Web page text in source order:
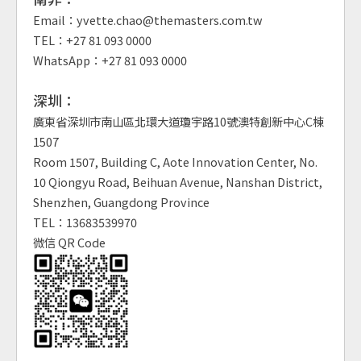
Email：yvette.chao@themasters.com.tw
TEL：+27 81 093 0000
WhatsApp：+27 81 093 0000
深圳：
廣東省深圳市南山區北環大道瓊宇路10號澳特創新中心C棟
1507
Room 1507, Building C, Aote Innovation Center, No.
10 Qiongyu Road, Beihuan Avenue, Nanshan District,
Shenzhen, Guangdong Province
TEL：13683539970
微信 QR Code